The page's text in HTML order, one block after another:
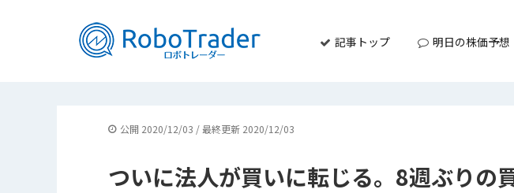
記事トップ 明日の株価予想
公開 2020/12/03 / 最終更新 2020/12/03
ついに法人が買いに転じる。8週ぶり